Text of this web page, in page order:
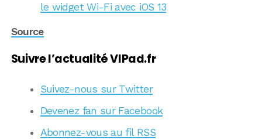
le widget Wi-Fi avec iOS 13
Source
Suivre l’actualité VIPad.fr
Suivez-nous sur Twitter
Devenez fan sur Facebook
Abonnez-vous au fil RSS